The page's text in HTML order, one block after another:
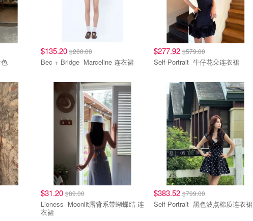
色
$135.20$280.00
Bec + Bridge Marceline 连衣裙
$277.92 $579.00
Self-Portrait 牛仔花朵连衣裙
$31.20$89.00
Lioness Moonlit露背系带蝴蝶结 连
衣裙
$383.52 $799.00
Self-Portrait 黑色波点棉质连衣裙